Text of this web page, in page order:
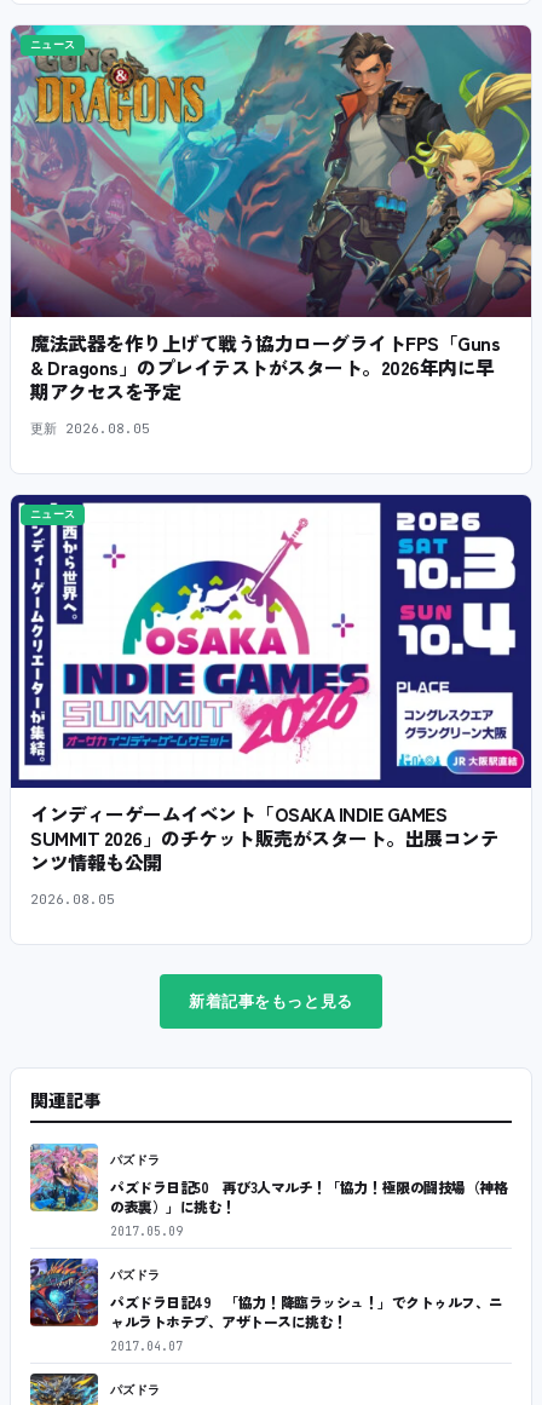
ニュース
魔法武器を作り上げて戦う協力ローグライトFPS「Guns
& Dragons」のプレイテストがスタート。2026年内に早
期アクセスを予定
更新 2026.08.05
ニュース
インディーゲームイベント「OSAKA INDIE GAMES
SUMMIT 2026」のチケット販売がスタート。出展コンテ
ンツ情報も公開
2026.08.05
新着記事をもっと見る
関連記事
パズドラ
パズドラ日記50 再び3人マルチ！「協力！極限の闘技場（神格
の表裏）」に挑む！
2017.05.09
パズドラ
パズドラ日記49 「協力！降臨ラッシュ！」でクトゥルフ、ニ
ャルラトホテプ、アザトースに挑む！
2017.04.07
パズドラ